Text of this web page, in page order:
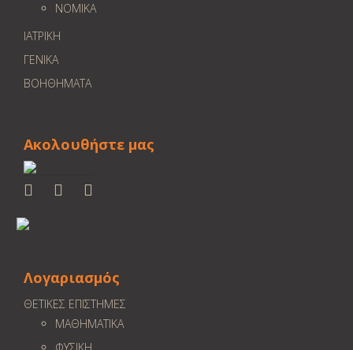
ΝΟΜΙΚΑ
ΙΑΤΡΙΚΗ
ΓΕΝΙΚΑ
ΒΟΗΘΗΜΑΤΑ
Ακολουθήστε μας
Λογαριασμός
ΘΕΤΙΚΕΣ ΕΠΙΣΤΗΜΕΣ
ΜΑΘΗΜΑΤΙΚΑ